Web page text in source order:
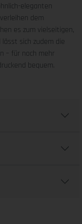
eleganten
dem
es zum vielseitigen,
sich zudem die
– für noch mehr
bequem.